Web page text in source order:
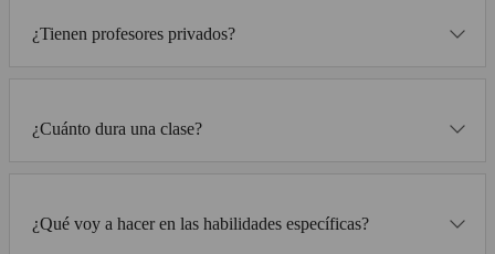
¿Tienen profesores privados?
¿Cuánto dura una clase?
¿Qué voy a hacer en las habilidades específicas?